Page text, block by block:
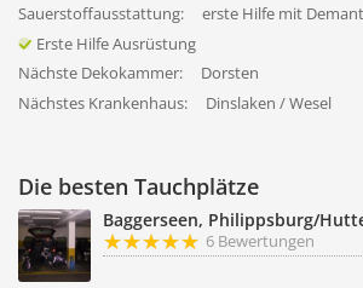
Sauerstoffausstattung:
erste Hilfe mit
Erste Hilfe Ausrüstung
Nächste Dekokammer:
Dorsten
Nächstes Krankenhaus:
Dinslaken / Wesel
Die besten Tauchplätze
Baggerseen, Philippsburg/
6 Bewertungen